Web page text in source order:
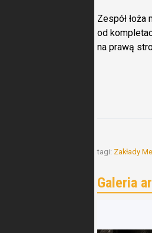
Zespół
od
na prawą
tagi: Zakłady